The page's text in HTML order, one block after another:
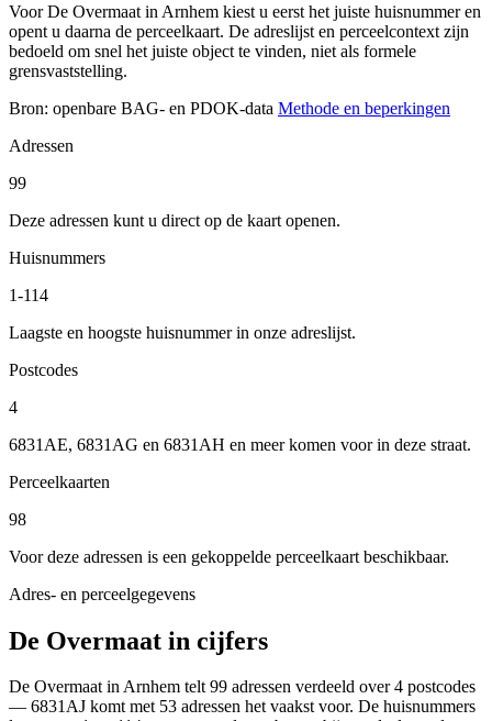
Voor De Overmaat in Arnhem kiest u eerst het juiste huisnummer en
opent u daarna de perceelkaart. De adreslijst en perceelcontext zijn
bedoeld om snel het juiste object te vinden, niet als formele
grensvaststelling.
Bron: openbare BAG- en PDOK-data Methode en beperkingen
Adressen
99
Deze adressen kunt u direct op de kaart openen.
Huisnummers
1-114
Laagste en hoogste huisnummer in onze adreslijst.
Postcodes
4
6831AE, 6831AG en 6831AH en meer komen voor in deze straat.
Perceelkaarten
98
Voor deze adressen is een gekoppelde perceelkaart beschikbaar.
Adres- en perceelgegevens
De Overmaat in cijfers
De Overmaat in Arnhem telt 99 adressen verdeeld over 4 postcodes
— 6831AJ komt met 53 adressen het vaakst voor. De huisnummers